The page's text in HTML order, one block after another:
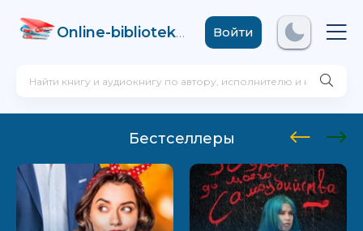
Online-biblioteka .comВойти
Бестселлеры